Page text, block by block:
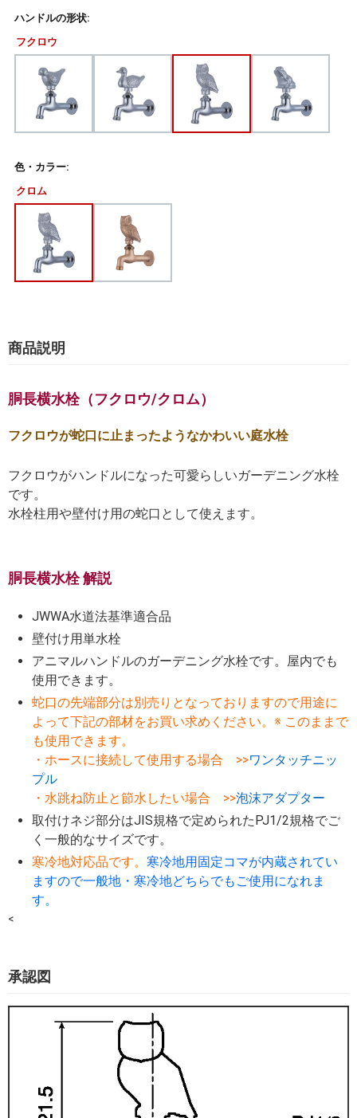
ハンドルの形状:
フクロウ
色・カラー:
クロム
商品説明
胴長横水栓（フクロウ/クロム）
フクロウが蛇口に止まったようなかわいい庭水栓
フクロウがハンドルになった可愛らしいガーデニング水栓
です。
水栓柱用や壁付け用の蛇口として使えます。
胴長横水栓 解説
JWWA水道法基準適合品
壁付け用単水栓
アニマルハンドルのガーデニング水栓です。屋内でも
使用できます。
蛇口の先端部分は別売りとなっておりますので用途に
よって下記の部材をお買い求めください。※ このままで
も使用できます。
・ホースに接続して使用する場合 >>ワンタッチニッ
プル
・水跳ね防止と節水したい場合 >>泡沫アダプター
取付けネジ部分はJIS規格で定められたPJ1/2規格でご
く一般的なサイズです。
寒冷地対応品です。 寒冷地用固定コマが内蔵されてい
ますので一般地・寒冷地どちらでもご使用になれま
す。
<
承認図